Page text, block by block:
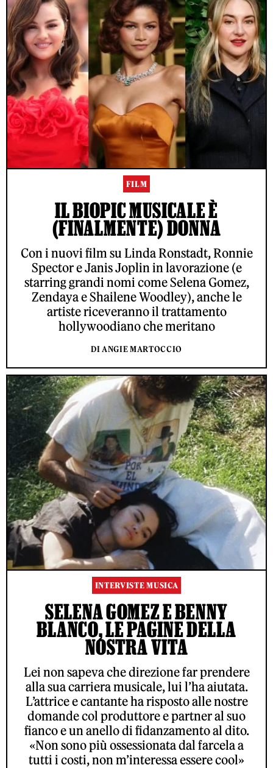
FILM
IL BIOPIC MUSICALE È
(FINALMENTE) DONNA
Con i nuovi film su Linda Ronstadt, Ronnie
Spector e Janis Joplin in lavorazione (e
starring grandi nomi come Selena Gomez,
Zendaya e Shailene Woodley), anche le
artiste riceveranno il trattamento
hollywoodiano che meritano
DI ANGIE MARTOCCIO
INTERVISTE MUSICA
SELENA GOMEZ E BENNY
BLANCO, LE PAGINE DELLA
NOSTRA VITA
Lei non sapeva che direzione far prendere
alla sua carriera musicale, lui l’ha aiutata.
L’attrice e cantante ha risposto alle nostre
domande col produttore e partner al suo
fianco e un anello di fidanzamento al dito.
«Non sono più ossessionata dal farcela a
tutti i costi, non m’interessa essere cool»